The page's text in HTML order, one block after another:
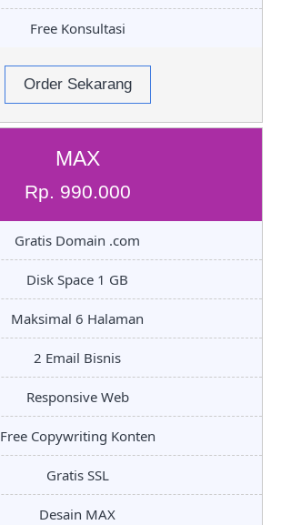
Free Konsultasi
Order Sekarang
MAX
Rp. 990.000
Gratis Domain .com
Disk Space 1 GB
Maksimal 6 Halaman
2 Email Bisnis
Responsive Web
Free Copywriting Konten
Gratis SSL
Desain MAX